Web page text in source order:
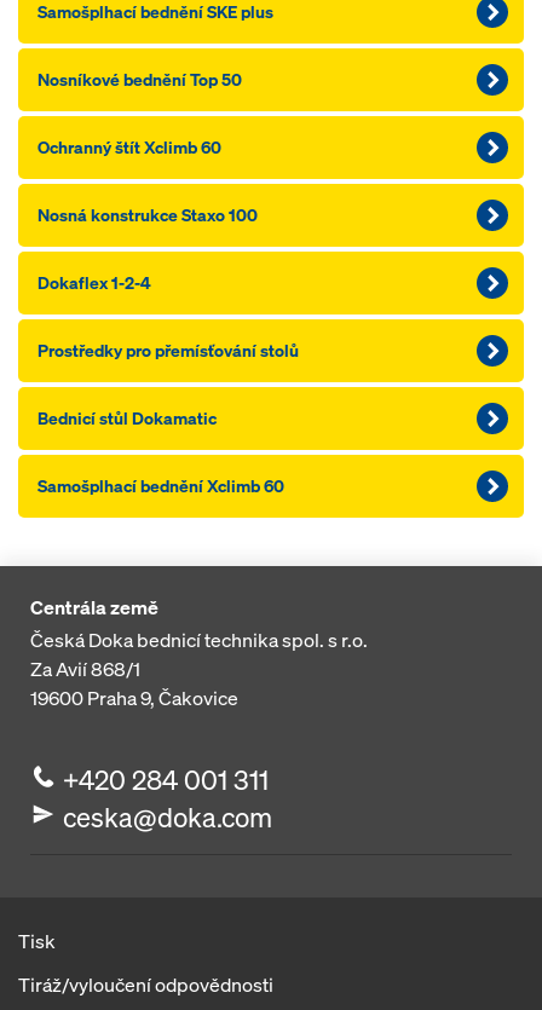
Samošplhací bednění SKE plus
Nosníkové bednění Top 50
Ochranný štít Xclimb 60
Nosná konstrukce Staxo 100
Dokaflex 1-2-4
Prostředky pro přemísťování stolů
Bednicí stůl Dokamatic
Samošplhací bednění Xclimb 60
Centrála země
Česká Doka bednicí technika spol. s r.o.
Za Avií 868/1
19600Praha 9, Čakovice
+420 284 001 311
ceska@doka.com
Tisk
Tiráž/vyloučení odpovědnosti